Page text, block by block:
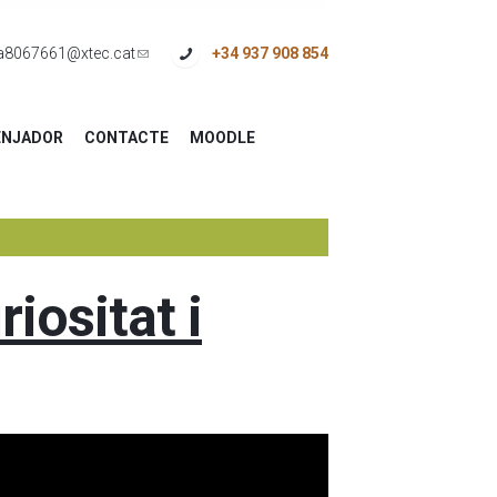
+34 937 908 854
(link
mail)
CONTACTE MOODLE
i